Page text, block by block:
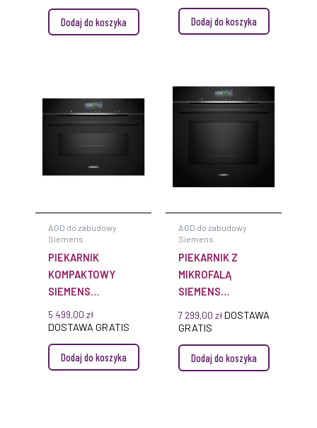
Dodaj do koszyka Dodaj do koszyka
AGD do zabudowy
Siemens
PIEKARNIK
KOMPAKTOWY
SIEMENS
CM776GKB1 IQ700
DO ZABUDOWY
5 499,00 zł
DOSTAWA GRATIS
Dodaj do koszyka
AGD do zabudowy
Siemens
PIEKARNIK Z
MIKROFALĄ
SIEMENS
DO ZABUDOWY
7 299,00 zł DOSTAWA
GRATIS
Dodaj do koszyka